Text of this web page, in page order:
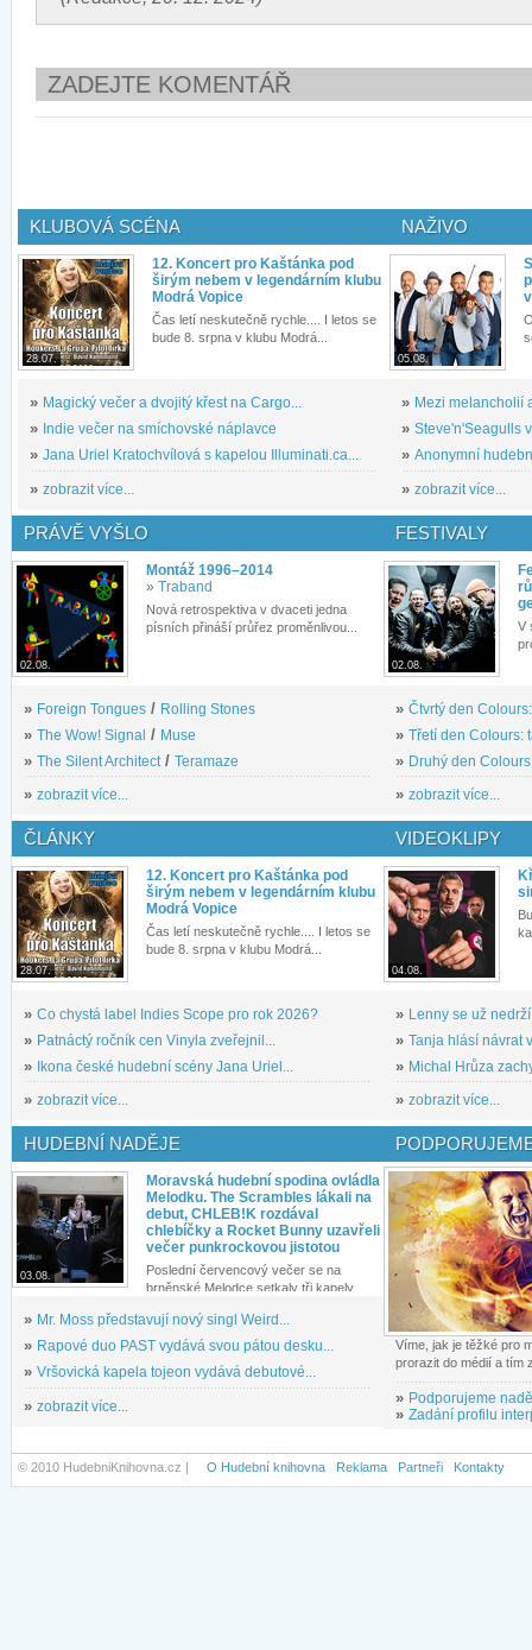
ZADEJTE KOMENTÁŘ
KLUBOVÁ SCÉNA
28.07.
12. Koncert pro Kaštánka pod
širým nebem v legendárním klubu
Modrá Vopice
Čas letí neskutečně rychle.... I letos se
bude 8. srpna v klubu Modrá...
» Magický večer a dvojitý křest na Cargo...
» Indie večer na smíchovské náplavce
» Jana Uriel Kratochvílová s kapelou Illuminati.ca...
» zobrazit více...
NAŽIVO
05.08.
» Mezi melancholií
» Steve'n'Seagulls
» Anonymní
» zobrazit více...
PRÁVĚ VYŠLO
02.08.
Montáž 1996–2014
» Traband
Nová retrospektiva v dvaceti jedna
písních přináší průřez proměnlivou...
» Foreign Tongues / Rolling Stones
» The Wow! Signal / Muse
» The Silent Architect / Teramaze
» zobrazit více...
FESTIVALY
02.08.
V
» Čtvrtý den
» Třetí den Colours:
» Druhý den
» zobrazit více...
ČLÁNKY
28.07.
12. Koncert pro Kaštánka pod
širým nebem v legendárním klubu
Modrá Vopice
Čas letí neskutečně rychle.... I letos se
bude 8. srpna v klubu Modrá...
» Co chystá label Indies Scope pro rok 2026?
» Patnáctý ročník cen Vinyla zveřejnil...
»
Ikona české hudební scény Jana Uriel...
» zobrazit více...
VIDEOKLIPY
04.08.
» Lenny se už
» Tanja hlásí návrat
» Michal Hrůza
» zobrazit více...
HUDEBNÍ NADĚJE
03.08.
Moravská hudební spodina ovládla
Melodku. The Scrambles lákali na
debut, CHLEB!K rozdával
chlebíčky a Rocket Bunny uzavřeli
večer punkrockovou jistotou
Poslední červencový večer se na
brněnské Melodce setkaly tři kapely...
» Mr. Moss představují nový singl Weird...
» Rapové duo PAST vydává svou pátou desku...
» Vršovická kapela tojeon vydává debutové...
» zobrazit více...
Víme, jak je těžké pro
prorazit do médií a tím
» Podporujeme
» Zadání profilu
© 2010 HudebniKnihovna.cz | O Hudební knihovna Reklama Partneři Kontakty